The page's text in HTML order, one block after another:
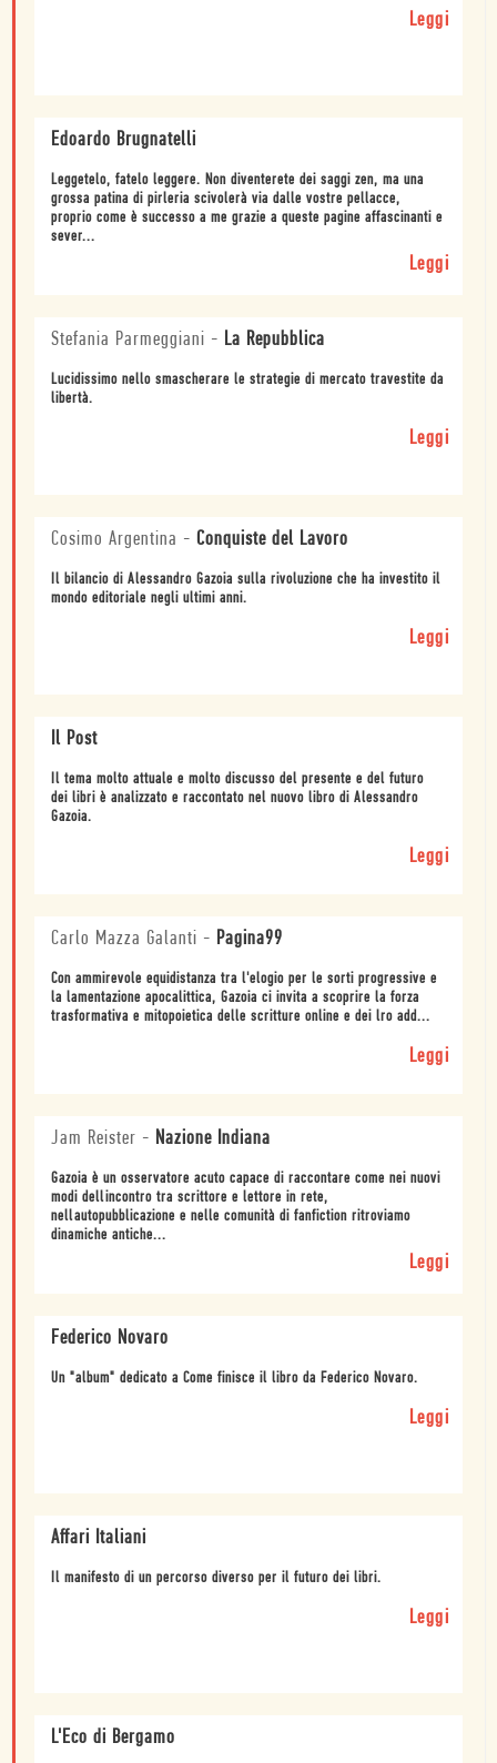
Leggi
Edoardo Brugnatelli
Leggetelo, fatelo leggere. Non diventerete dei saggi zen, ma una
grossa patina di pirleria scivolerà via dalle vostre pellacce,
proprio come è successo a me grazie a queste pagine affascinanti e
sever...
Leggi
Stefania Parmeggiani - La Repubblica
Lucidissimo nello smascherare le strategie di mercato travestite da
libertà.
Leggi
Cosimo Argentina - Conquiste del Lavoro
Il bilancio di Alessandro Gazoia sulla rivoluzione che ha investito il
mondo editoriale negli ultimi anni.
Leggi
Il Post
Il tema molto attuale e molto discusso del presente e del futuro
dei libri è analizzato e raccontato nel nuovo libro di Alessandro
Gazoia.
Leggi
Carlo Mazza Galanti - Pagina99
Con ammirevole equidistanza tra l'elogio per le sorti progressive e
la lamentazione apocalittica, Gazoia ci invita a scoprire la forza
trasformativa e mitopoietica delle scritture online e dei lro add...
Leggi
Jam Reister - Nazione Indiana
Gazoia è un osservatore acuto capace di raccontare come nei nuovi
modi dellincontro tra scrittore e lettore in rete,
nellautopubblicazione e nelle comunità di fanfiction ritroviamo
dinamiche antiche...
Leggi
Federico Novaro
Un "album" dedicato a Come finisce il libro da Federico Novaro.
Leggi
Affari Italiani
Il manifesto di un percorso diverso per il futuro dei libri.
Leggi
L'Eco di Bergamo